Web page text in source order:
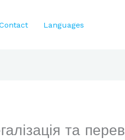
Languages
та